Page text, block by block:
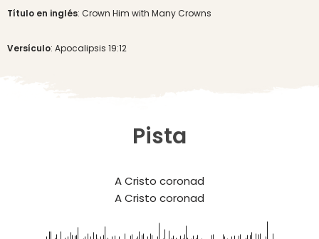
Título en inglés: Crown Him with Many Crowns
Versículo: Apocalipsis 19:12
Pista
A Cristo coronad
A Cristo coronad